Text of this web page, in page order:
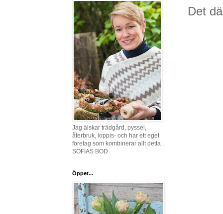
Det
Jag älskar trädgård, pyssel,
återbruk, loppis- och har ett eget
företag som kombinerar allt detta :
SOFIAS BOD
Öppet...